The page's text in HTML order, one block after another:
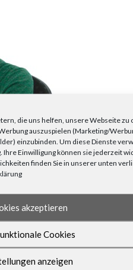
die uns helfen, unsere Webseite zu
auszuspielen (Marketing/
einzubinden. Um diese Dienste
Ihre Einwilligung können sie jederzeit
finden Sie in unserer unten
akzeptieren
Cookies
anzeigen
ist für Sie da.